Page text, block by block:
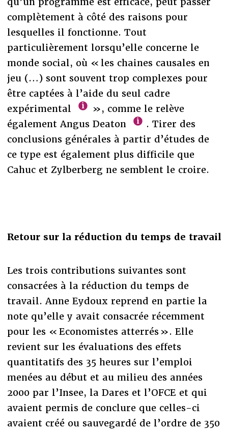
complètement à côté des raisons pour
lesquelles il fonctionne. Tout
particulièrement lorsqu’elle concerne le
monde social, où « les chaines causales en
jeu (…) sont souvent trop complexes pour
être captées à l’aide du seul cadre
expérimental
», comme le relève
également Angus Deaton
. Tirer des
conclusions générales à partir d’études de
ce type est également plus difficile que
Cahuc et Zylberberg ne semblent le croire.
Retour sur la réduction du temps de travail
Les trois contributions suivantes sont
consacrées à la réduction du temps de
travail. Anne Eydoux reprend en partie la
note qu’elle y avait consacrée récemment
pour les « Economistes atterrés ». Elle
revient sur les évaluations des effets
quantitatifs des 35 heures sur l’emploi
menées au début et au milieu des années
2000 par l’Insee, la Dares et l’OFCE et qui
avaient permis de conclure que celles-ci
avaient créé ou sauvegardé de l’ordre de 350